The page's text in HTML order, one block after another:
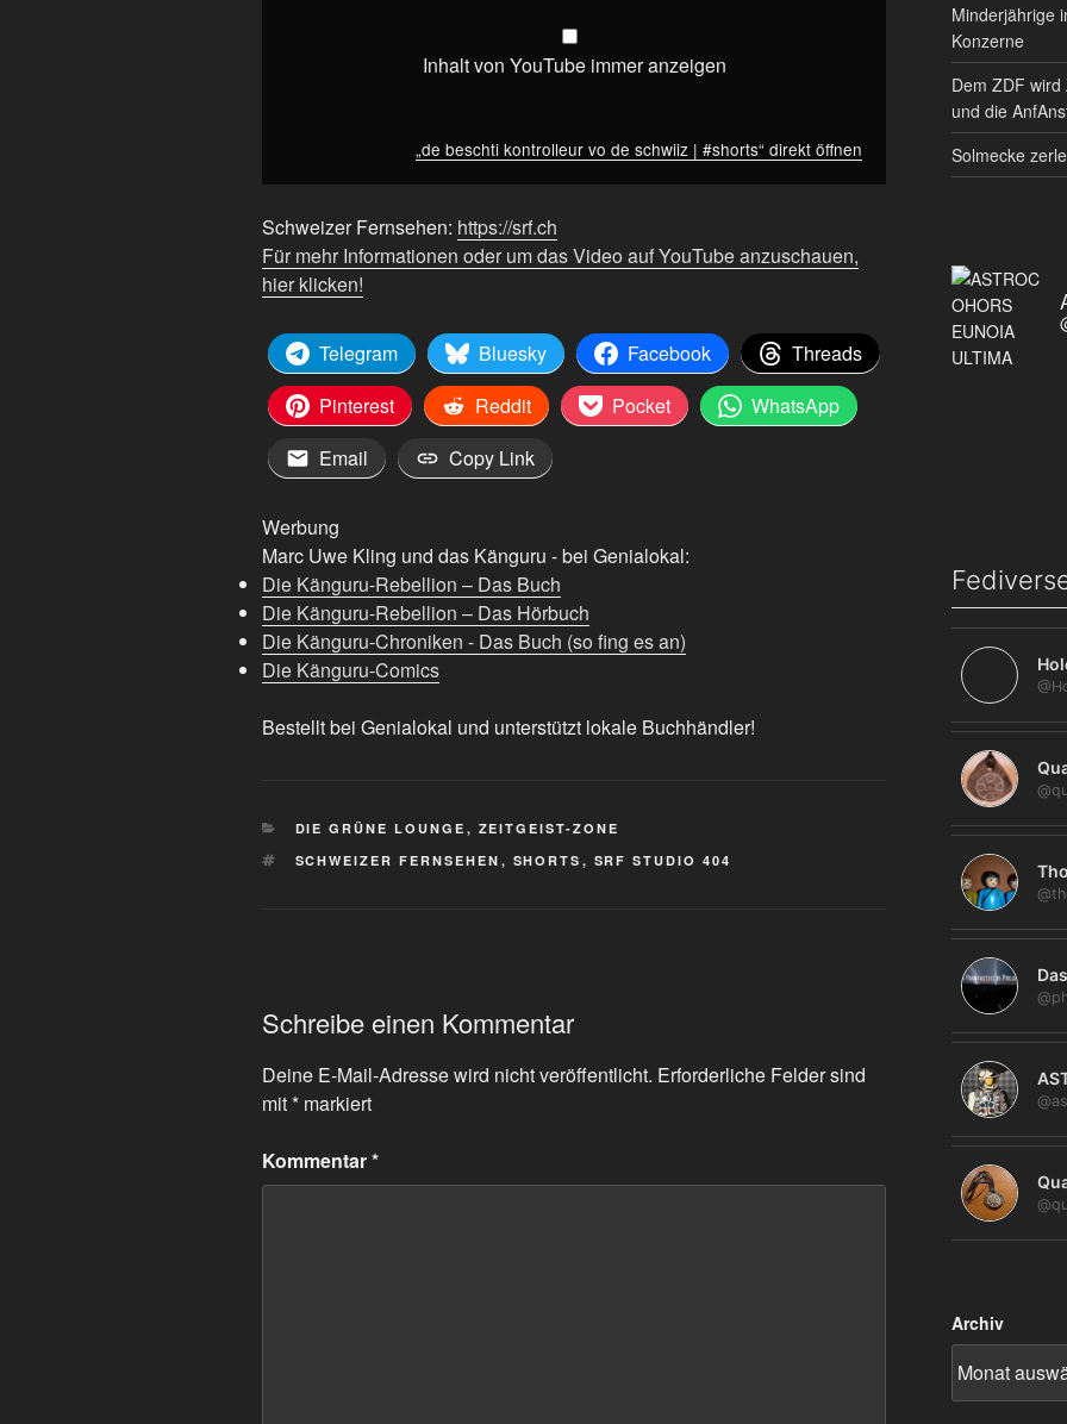
Inhalt von YouTube immer anzeigen
„de beschti kontrolleur vo de schwiiz | #shorts“ direkt öffnen
Schweizer Fernsehen: https://srf.ch
Für mehr Informationen oder um das Video auf YouTube anzuschauen,
hier klicken!
Telegram Bluesky Facebook
Threads
Pinterest
Reddit Pocket
WhatsApp
Email
Copy Link
Werbung
Marc Uwe Kling und das Känguru - bei Genialokal:
Die Känguru-Rebellion – Das Buch
Die Känguru-Rebellion – Das Hörbuch
Die Känguru-Chroniken - Das Buch (so fing es an)
Die Känguru-Comics
Bestellt bei Genialokal und unterstützt lokale Buchhändler!
KATEGORIEN
DIE GRÜNE LOUNGE , ZEITGEIST-ZONE
SCHLAGWÖRTER
SCHWEIZER FERNSEHEN , SHORTS , SRF STUDIO 404
Schreibe einen Kommentar
Deine E-Mail-Adresse wird nicht veröffentlicht. Erforderliche Felder sind
mit* markiert
Kommentar*
Minderjährige
Konzerne
Dem ZDF
und die
Solmecke
Archiv